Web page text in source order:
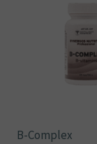
B-Complex